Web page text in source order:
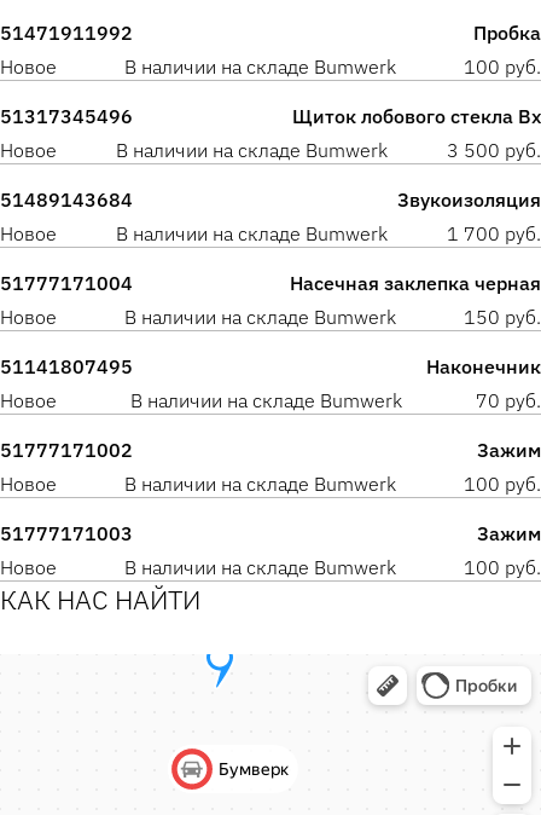
51471911992
Пробка
Новое
В наличии на складе Bumwerk 100 руб.
51317345496
Щиток лобового стекла Вх
Новое
В наличии на складе Bumwerk 3 500 руб.
51489143684
Звукоизоляция
Новое
В наличии на складе Bumwerk 1 700 руб.
51777171004
Насечная заклепка черная
Новое
В наличии на складе Bumwerk 150 руб.
51141807495
Наконечник
Новое
В наличии на складе Bumwerk 70 руб.
51777171002
Зажим
Новое
В наличии на складе Bumwerk 100 руб.
51777171003
Зажим
Новое
В наличии на складе Bumwerk 100 руб.
КАК НАС НАЙТИ